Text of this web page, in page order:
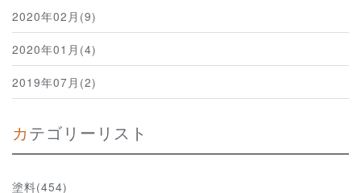
2020年02月(9)
2020年01月(4)
2019年07月(2)
カテゴリーリスト
塗料(454)